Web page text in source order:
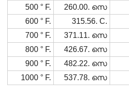
500 ° F.
260.00. സെ
600 ° F.
315.56. C.
700 ° F.
371.11. സെ
800 ° F.
426.67. സെ
900 ° F.
482.22. സെ
1000 ° F.
537.78. സെ